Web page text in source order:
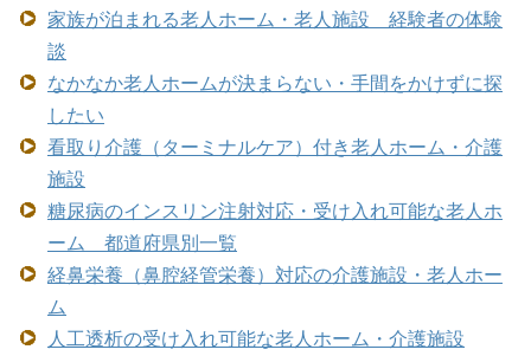
家族が泊まれる老人ホーム・老人施設 経験者の体験
談
なかなか老人ホームが決まらない・手間をかけずに探
したい
看取り介護（ターミナルケア）付き老人ホーム・介護
施設
糖尿病のインスリン注射対応・受け入れ可能な老人ホ
ーム 都道府県別一覧
経鼻栄養（鼻腔経管栄養）対応の介護施設・老人ホー
ム
人工透析の受け入れ可能な老人ホーム・介護施設